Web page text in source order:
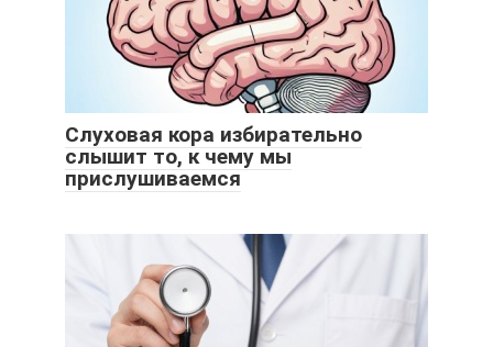
Слуховая кора избирательно
слышит то, к чему мы
прислушиваемся